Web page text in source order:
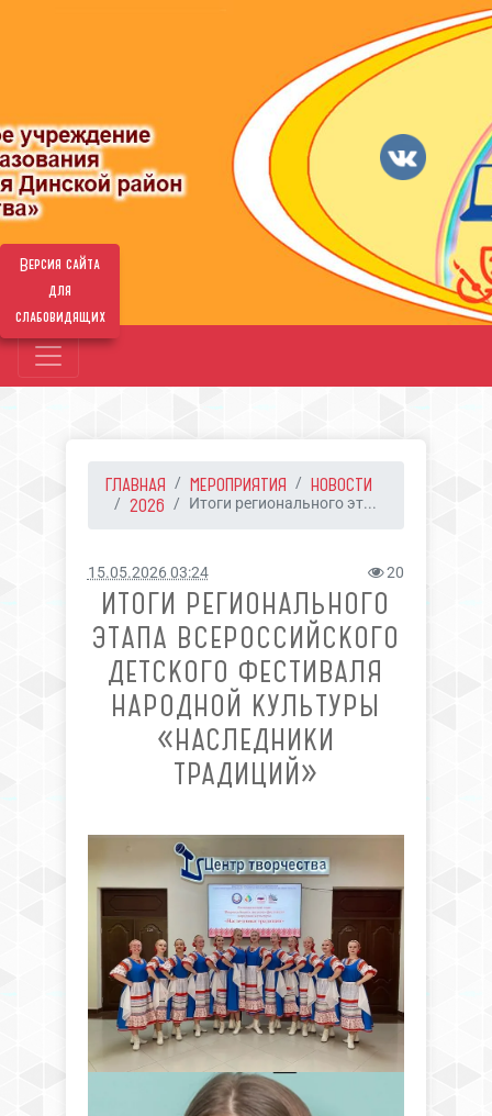
Версия сайта
для
слабовидящих
ГЛАВНАЯ МЕРОПРИЯТИЯ
НОВОСТИ
2026
Итоги регионального эт...
15.05.2026 03:24 20
ИТОГИ РЕГИОНАЛЬНОГО
ЭТАПА ВСЕРОССИЙСКОГО
ДЕТСКОГО ФЕСТИВАЛЯ
НАРОДНОЙ КУЛЬТУРЫ
«НАСЛЕДНИКИ
ТРАДИЦИЙ»